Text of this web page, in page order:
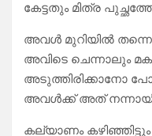
കേട്ടതും മിത്ര
അവൾ മുറിയിൽ തന്നെ
അവിടെ ചെന്നാലും
അടുത്തിരിക്കാനോ
അവൾക്ക് അത് നന്നായി
കല്യാണം